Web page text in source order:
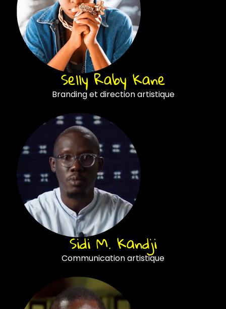
Selly Raby Kane
Branding et direction artistique
Sidi M. Kandji
Communication artistique